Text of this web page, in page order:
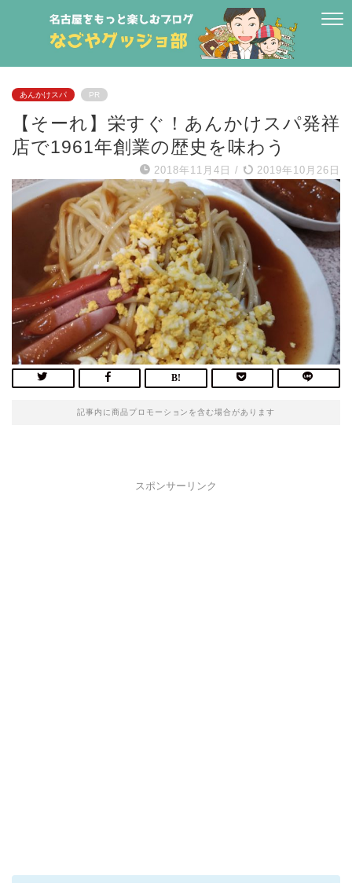
あんかけスパ PR
【そーれ】栄すぐ！あんかけスパ発祥
店で1961年創業の歴史を味わう
2018年11月4日 / 2019年10月26日
記事内に商品プロモーションを含む場合があります
スポンサーリンク